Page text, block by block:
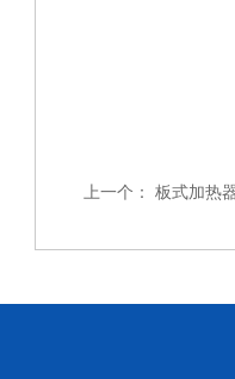
上一个： 板式加热